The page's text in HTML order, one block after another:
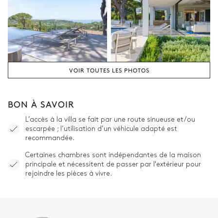
VOIR TOUTES LES PHOTOS
BON À SAVOIR
L’accès à la villa se fait par une route sinueuse et/ou
escarpée ; l’utilisation d’un véhicule adapté est
recommandée.
Certaines chambres sont indépendantes de la maison
principale et nécessitent de passer par l'extérieur pour
rejoindre les pièces à vivre.